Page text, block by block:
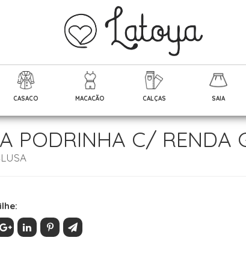
CASACO MACACÃO CALÇAS SAIA
PODRINHA C/ RENDA